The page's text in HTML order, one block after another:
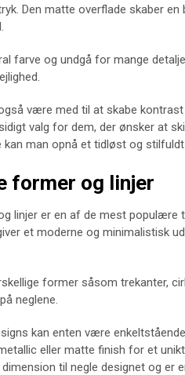
Den matte overflade skaber
farve og undgå for mange
være med til at skabe
valg for dem, der ønsker at
man opnå et tidløst og
former og linjer
linjer er en af de mest populære
et moderne og minimalistisk
former såsom trekanter,
neglene.
kan enten være
eller matte finish for et
til negle designet og er